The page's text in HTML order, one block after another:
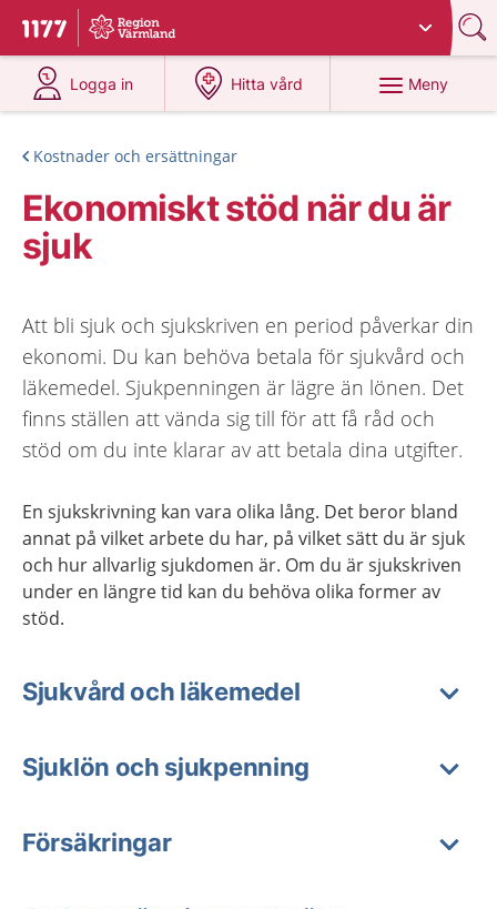
Till startsidan för 1177
Du har valt region
Logga in
på 1177.se
Hitta vård
på 1177.se
Meny
Kostnader och ersättningar
Ekonomiskt stöd när du är
sjuk
Att bli sjuk och sjukskriven en period påverkar din
ekonomi. Du kan behöva betala för sjukvård och
läkemedel. Sjukpenningen är lägre än lönen. Det
finns ställen att vända sig till för att få råd och
stöd om du inte klarar av att betala dina utgifter.
En sjukskrivning kan vara olika lång. Det beror bland
annat på vilket arbete du har, på vilket sätt du är sjuk
och hur allvarlig sjukdomen är. Om du är sjukskriven
under en längre tid kan du behöva olika former av
stöd.
Sjukvård och läkemedel
Sjuklön och sjukpenning
Försäkringar